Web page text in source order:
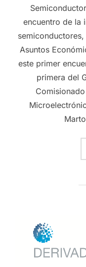
encuentro de la
Asuntos
este primer
primera del